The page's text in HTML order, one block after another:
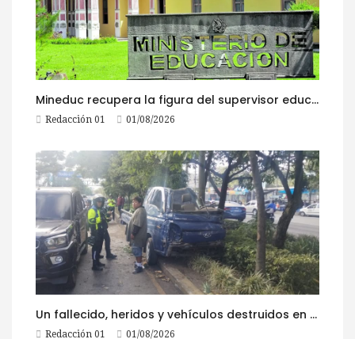
Mineduc recupera la figura del supervisor educativo con 968 plazas
Redacción 01 01/08/2026
Un fallecido, heridos y vehículos destruidos en accidentes registrados este 1 de agosto
Redacción 01 01/08/2026